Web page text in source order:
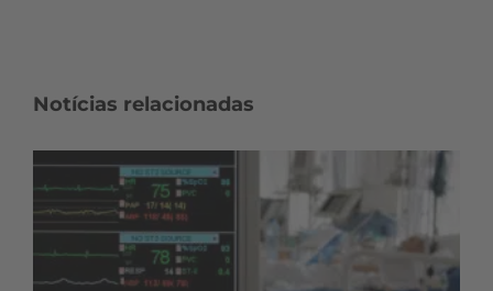
Notícias relacionadas